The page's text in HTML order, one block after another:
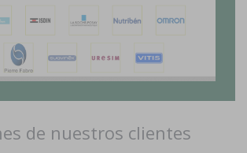
de nuestros clientes